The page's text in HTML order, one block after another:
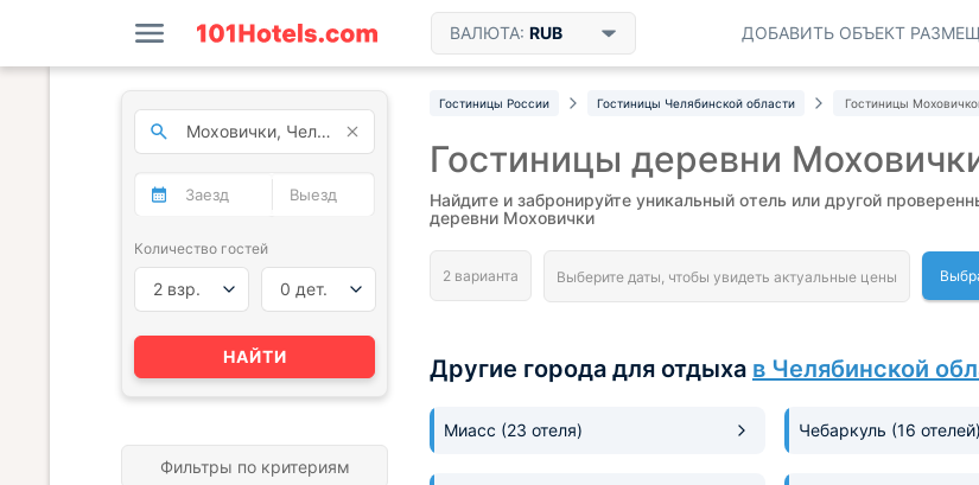
ВАЛЮТА: RUB ДОБАВИТЬ ОБЪЕКТ
Гостиницы России Гостиницы Челябинской области Гостиницы
Гостиницы деревни
Найдите и забронируйте уникальный отель или другой
деревни Моховички
Другие города для отдыха в Челябинской
Миасс (23 отеля) Чебаркуль (16 отелей)
Количество гостей
2 взр. 0 дет.
НАЙТИ
Фильтры по критериям